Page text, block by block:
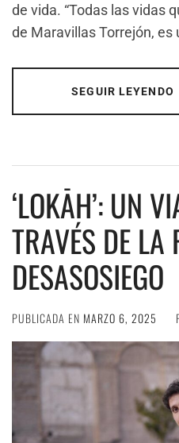
de vida. “Todas las vidas
de Maravillas Torrejón, es
SEGUIR LEYENDO
‘LOKĀH’: UN
TRAVÉS DE LA
DESASOSIEGO
PUBLICADA EN MARZO 6, 2025